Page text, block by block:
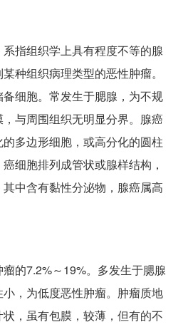
指组织学上具有程度不等的腺
种组织病理类型的恶性肿瘤。
细胞。常发生于腮腺，为不规
与周围组织无明显分界。腺癌
多边形细胞，或高分化的圆柱
细胞排列成管状或腺样结构，
中含有黏性分泌物，腺癌属高
的7.2%～19%。多发生于腮腺
，为低度恶性肿瘤。肿瘤质地
，虽有包膜，较薄，但有的不